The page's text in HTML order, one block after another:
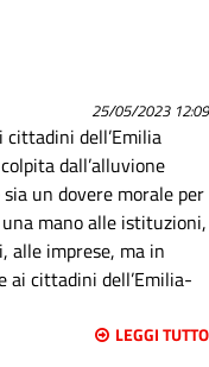
25/05/2023 12:09
dell’Emilia
dall’alluvione
sia un dovere morale per
mano alle istituzioni,
alle imprese, ma in
ai cittadini dell’Emilia-
LEGGI TUTTO